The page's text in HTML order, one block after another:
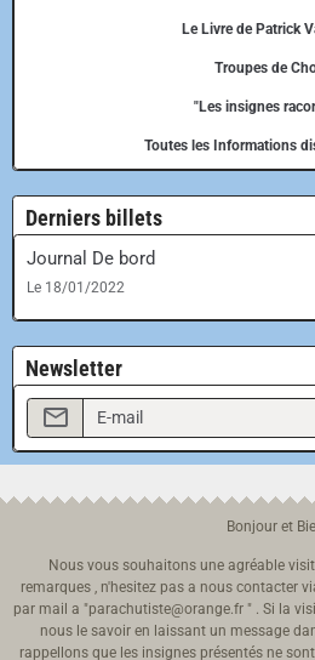
Le Livre de Patrick
Troupes de
"Les insignes
Toutes les Informations
Derniers billets
Journal De bord
Le 18/01/2022
Newsletter
Bonjour et
Nous vous souhaitons une agréable
remarques , n'hesitez pas a nous contacter
par mail a "parachutiste@orange.fr " . Si la
nous le savoir en laissant un message
rappellons que les insignes présentés ne